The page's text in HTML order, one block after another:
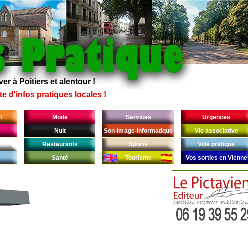
à Poitiers et alentour !
d'infos pratiques locales !
Mode
Nuit
Restaurants
Santé
Services
Son-Image-Informatique
Sports
Tourisme
Urgences
Vie associative
Ville pratique
Vos sorties en Vienne